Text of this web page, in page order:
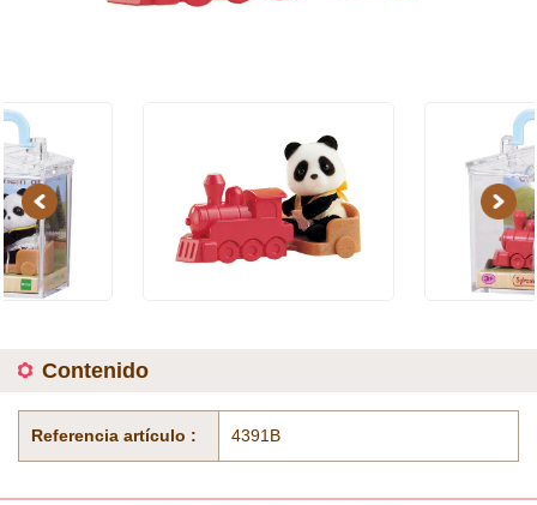
Previous Next
Contenido
Referencia artículo : 4391B